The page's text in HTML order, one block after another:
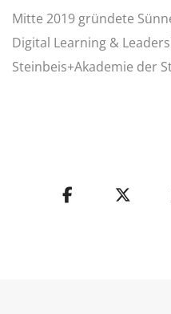
Mitte 2019 gründete
Digital Learning &
Steinbeis+Akademie der